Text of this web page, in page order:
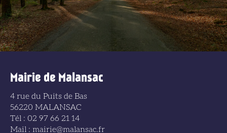
Mairie de Malansac
4 rue du Puits de Bas
56220 MALANSAC
Tél : 02 97 66 21 14
Mail : mairie@malansac.fr